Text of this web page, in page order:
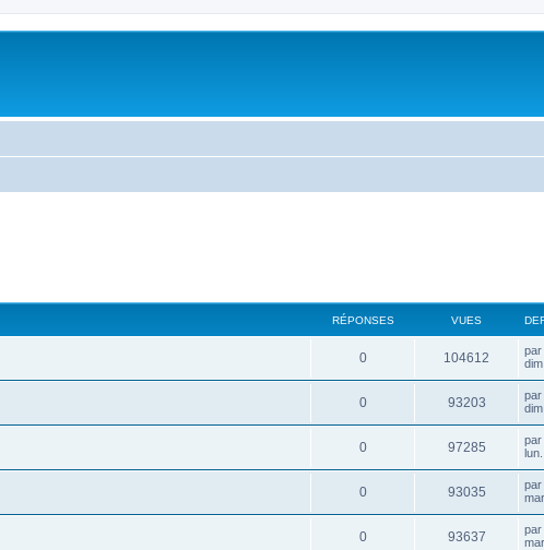
RÉPONSES VUES
0 104612 par
0 93203 par
0 97285 par
0 93035 par
0 93637 par